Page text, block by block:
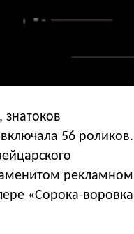
56 роликов.
рекламном
«Сорока-